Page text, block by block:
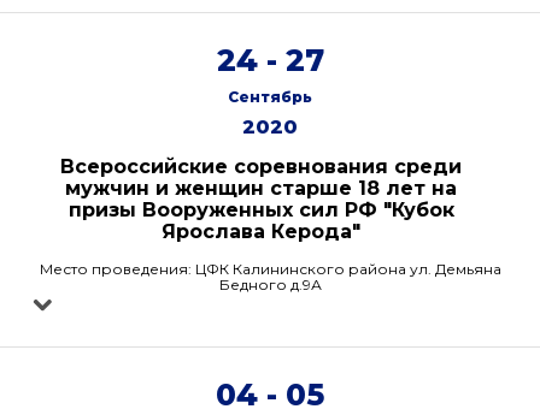
24 - 27
Сентябрь
2020
Всероссийские соревнования среди
мужчин и женщин старше 18 лет на
призы Вооруженных сил РФ "Кубок
Ярослава Керода"
Место проведения: ЦФК Калининского района ул. Демьяна
Бедного д.9А
04 - 05